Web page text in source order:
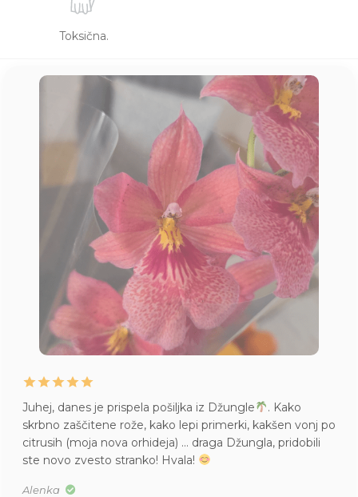
Toksična.
Juhej, danes je prispela pošiljka iz Džungle
. Kako
skrbno zaščitene rože, kako lepi primerki, kakšen vonj po
citrusih (moja nova orhideja) … draga Džungla, pridobili
ste novo zvesto stranko! Hvala!
Alenka